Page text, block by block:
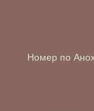
Номер по